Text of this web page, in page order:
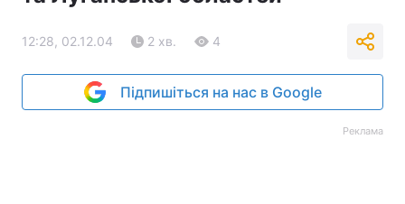
12:28, 02.12.04 2 хв. 4
Підпишіться на нас в Google
Реклама